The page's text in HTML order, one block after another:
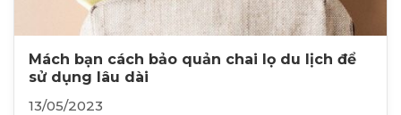
Mách bạn cách bảo quản chai lọ du lịch để
sử dụng lâu dài
13/05/2023